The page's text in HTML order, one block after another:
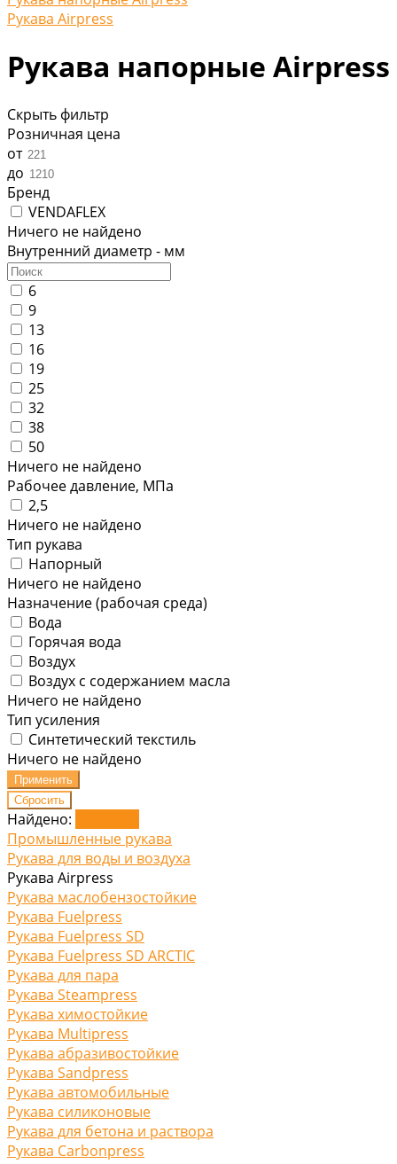
Рукава Airpress
Рукава напорные Airpress
Скрыть фильтр
Розничная цена
от
до
Бренд
VENDAFLEX
Ничего не найдено
Внутренний диаметр - мм
6
9
13
16
19
25
32
38
50
Ничего не найдено
Рабочее давление, МПа
2,5
Ничего не найдено
Тип рукава
Напорный
Ничего не найдено
Назначение (рабочая среда)
Вода
Горячая вода
Воздух
Воздух с содержанием масла
Ничего не найдено
Тип усиления
Синтетический текстиль
Ничего не найдено
Найдено:
Промышленные рукава
Рукава для воды и воздуха
Рукава Airpress
Рукава маслобензостойкие
Рукава Fuelpress
Рукава Fuelpress SD
Рукава Fuelpress SD ARCTIC
Рукава для пара
Рукава Steampress
Рукава химостойкие
Рукава Multipress
Рукава абразивостойкие
Рукава Sandpress
Рукава автомобильные
Рукава силиконовые
Рукава для бетона и раствора
Рукава Carbonpress